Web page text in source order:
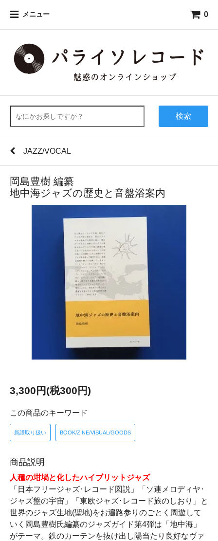
メニュー 0
検索
JAZZ/VOCAL
岡島豊樹 編纂
地中海ジャズの歴史と音盤浴案内
3,300円(税300円)
この商品のキーワード
新譜取り扱い BOOK/ZINE/VISUAL/GOODS
商品説明
人種の坩堝と化したハイブリットジャズ
「日本フリージャズ･レコード図説」「ソ連メロディヤ･
ジャズ盤の宇宙」「東欧ジャズ･レコード旅のしおり」と
世界のジャズ生地(聖地)をお遍路参りのごとく周遊して
いく岡島豊樹氏編纂のジャズガイド第4弾は「地中海」
がテーマ。鉄のカーテンを抜け出し陽当たり良好なヴァ